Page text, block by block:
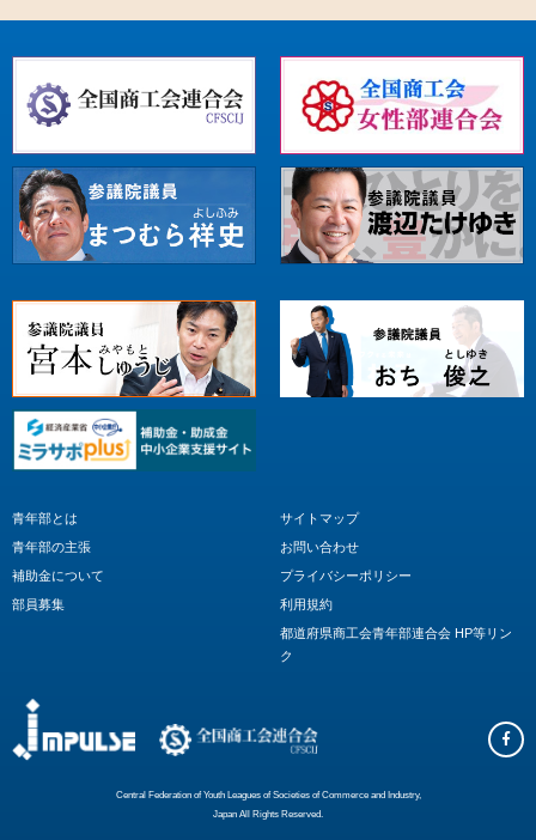
青年部とは
青年部の主張
補助金について
部員募集
サイトマップ
お問い合わせ
プライバシーポリシー
利用規約
都道府県商工会青年部連合会 HP等リン
ク
Central Federation of Youth Leagues of Societies of Commerce and Industry,
Japan All Rights Reserved.